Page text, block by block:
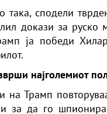
така, сподели
докази за руско
ја победи
најголемиот
на Трамп
за да го